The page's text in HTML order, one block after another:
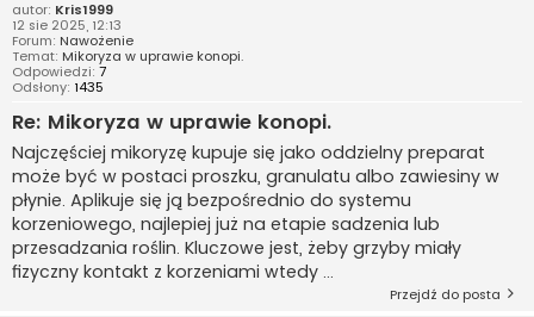
autor: Kris1999
12 sie 2025, 12:13
Forum: Nawożenie
Temat: Mikoryza w uprawie konopi.
Odpowiedzi: 7
Odsłony: 1435
Re: Mikoryza w uprawie konopi.
Najczęściej mikoryzę kupuje się jako oddzielny preparat
może być w postaci proszku, granulatu albo zawiesiny w
płynie. Aplikuje się ją bezpośrednio do systemu
korzeniowego, najlepiej już na etapie sadzenia lub
przesadzania roślin. Kluczowe jest, żeby grzyby miały
fizyczny kontakt z korzeniami wtedy ...
Przejdź do posta